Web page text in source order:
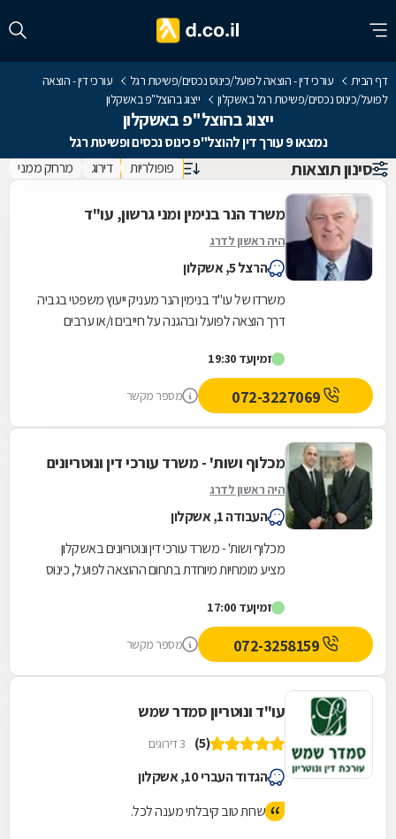
דף הבית עורכי דין - הוצאה לפועל/כינוס נכסים/פשיטת רגל
עורכי דין - הוצאה
לפועל/כינוס נכסים/פשיטת רגל באשקלון
ייצוג בהוצל"פ באשקלון
ייצוג בהוצל"פ באשקלון
נמצאו 9 עורך דין להוצל"פ כינוס נכסים ופשיטת רגל
סינון תוצאות פופולריות דירוג מרחק ממני
משרד הנר בנימין ומני גרשון, עו"ד
היה ראשון לדרג
הרצל 5, אשקלון
משרדו של עו"ד בנימין הנר מעניק ייעוץ משפטי בגביה
דרך הוצאה לפועל ובהגנה על חייבים ו/או ערבים
זמיןעד 19:30
מספר מקשר
מכלוף ושות' - משרד עורכי דין ונוטריונים
היה ראשון לדרג
העבודה 1, אשקלון
מכלוף ושות' - משרד עורכי דין ונוטריונים באשקלון
מציע מומחיות מיוחדת בתחום ההוצאה לפועל, כינוס
למגזר...
זמיןעד 17:00
מספר מקשר
עו"ד ונוטריון סמדר שמש
(5) 3 דירוגים
הגדוד העברי 10, אשקלון
שרות טוב קיבלתי מענה לכל.